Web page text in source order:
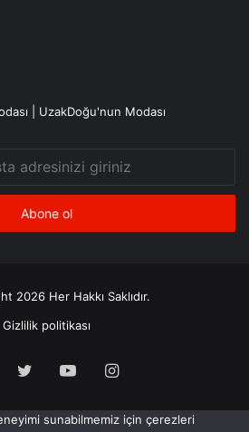
| UzakDoğu'nun Modası
2026 Her Hakkı Saklıdır.
Gizlilik politikası
X YouTubeInstagram
sunabilmemiz için çerezleri